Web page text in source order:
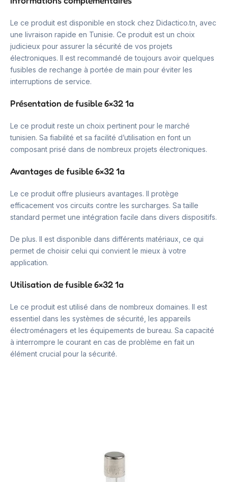
Le ce produit est disponible en stock chez Didactico.tn, avec
une livraison rapide en Tunisie. Ce produit est un choix
judicieux pour assurer la sécurité de vos projets
électroniques. Il est recommandé de toujours avoir quelques
fusibles de rechange à portée de main pour éviter les
interruptions de service.
Présentation de fusible 6×32 1a
Le ce produit reste un choix pertinent pour le marché
tunisien. Sa fiabilité et sa facilité d’utilisation en font un
composant prisé dans de nombreux projets électroniques.
Avantages de fusible 6×32 1a
Le ce produit offre plusieurs avantages. Il protège
efficacement vos circuits contre les surcharges. Sa taille
standard permet une intégration facile dans divers dispositifs.
De plus. Il est disponible dans différents matériaux, ce qui
permet de choisir celui qui convient le mieux à votre
application.
Utilisation de fusible 6×32 1a
Le ce produit est utilisé dans de nombreux domaines. Il est
essentiel dans les systèmes de sécurité, les appareils
électroménagers et les équipements de bureau. Sa capacité
à interrompre le courant en cas de problème en fait un
élément crucial pour la sécurité.